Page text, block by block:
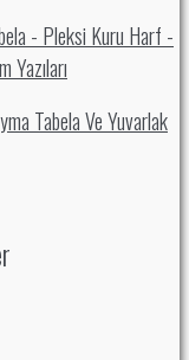
- Pleksi Kuru Harf -
Yazıları
Tabela Ve Yuvarlak